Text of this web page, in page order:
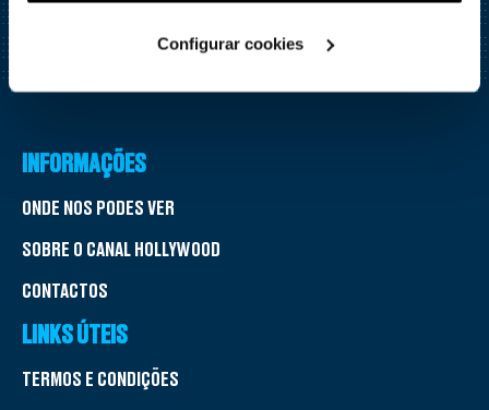
Configurar cookies
info@erc.ptSite:www.erc.pt
INFORMAÇÕES
ONDE NOS PODES VER
SOBRE O CANAL HOLLYWOOD
CONTACTOS
LINKS ÚTEIS
TERMOS E CONDIÇÕES